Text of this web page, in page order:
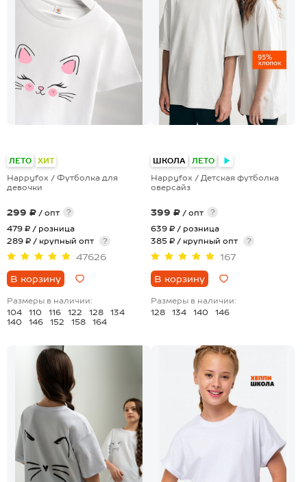
ЛЕТО ХИТ
Happyfox / Футболка для
девочки
299 ₽ / опт
?
479 ₽ / розница
289 ₽ / крупный опт
?
47626
В корзину
Размеры в наличии:
104
110 116 122 128
134
140
146 152 158 164
ШКОЛА ЛЕТО
Happyfox / Детская футболка
оверсайз
399 ₽ / опт
?
639 ₽ / розница
385 ₽ / крупный опт
?
167
В корзину
Размеры в наличии:
128
134 140 146